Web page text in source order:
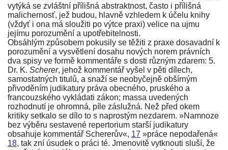
vytýká se zvláštní přílišná abstraktnost, často i přílišná
malichernosť, jež budou, hlavně vzhledem k účelu knihy
(vždyť i ona má sloužiti po výtce praxi) velice na ujmu
jejímu porozumění a upotřebitelnosti.
Obsáhlým způsobem pokusily se těžiti z praxe dosavadní k
porozumění a vysvětlení dosahu nových norem právních
dva spisy ve formě kommentáře s dosti různým zdarem: 5.
Dr. K. Scherer, jehož kommentář vyšel v pěti dílech,
samostatných titulů, a snaží se neobyčejně obšírným
přivoděním judikatury práva obecného, pruského a
francouzského vykládati zákon; massa uvedených
rozhodnutí je ohromná, píle záslužná. Než před okem
kritiky setkalo se dílo to s naprostým nezdarem. »Namnoze
bez výběru sestavené repertorium starší judikatury
obsahuje kommentář Schererův«, 17 »práce nepodařená«
18, tak zní úsudek o práci té. Jmenovitě vytknouti sluší, že